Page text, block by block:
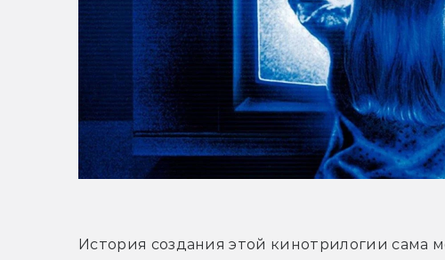
История создания этой кинотрилогии сама